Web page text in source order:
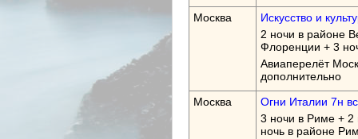
Москва
Искусство и
2 ночи в районе
Флоренции + 3
Авиаперелёт
дополнительно
Москва
Огни Италии 7н
3 ночи в Риме + 2
ночь в районе